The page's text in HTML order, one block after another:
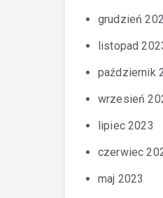
grudzień
listopad
październik
wrzesień
lipiec 2023
czerwiec
maj 2023